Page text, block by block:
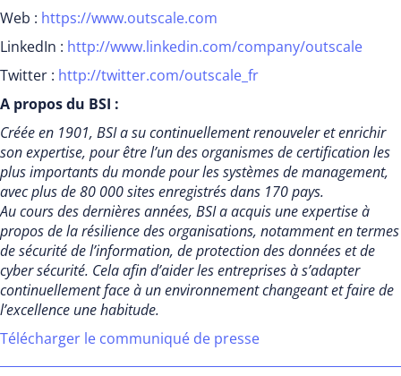
Web : https://www.outscale.com
LinkedIn : http://www.linkedin.com/company/outscale
Twitter : http://twitter.com/outscale_fr
A propos du BSI :
Créée en 1901, BSI a su continuellement renouveler et enrichir
son expertise, pour être l’un des organismes de certification les
plus importants du monde pour les systèmes de management,
avec plus de 80 000 sites enregistrés dans 170 pays.
Au cours des dernières années, BSI a acquis une expertise à
propos de la résilience des organisations, notamment en termes
de sécurité de l’information, de protection des données et de
cyber sécurité. Cela afin d’aider les entreprises à s’adapter
continuellement face à un environnement changeant et faire de
l’excellence une habitude.
Télécharger le communiqué de presse